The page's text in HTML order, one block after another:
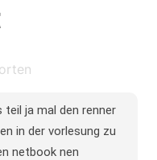
ja mal den renner
in der vorlesung zu
netbook nen